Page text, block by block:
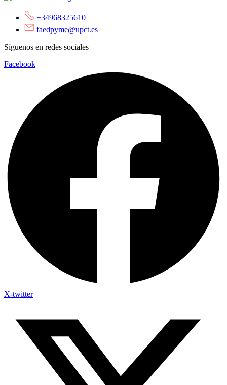
+34968325610
faedpyme@upct.es
Síguenos en redes sociales
Facebook
X-twitter